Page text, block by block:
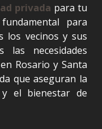
privada para tu
para
los vecinos y sus
las necesidades
Rosario y Santa
que aseguran la
y el bienestar de